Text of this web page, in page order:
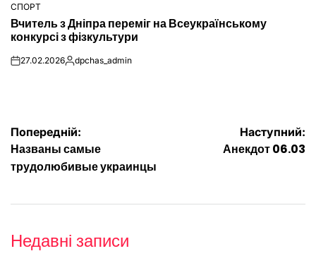
ОПУБЛІКУВАТИ
У
СПОРТ
Вчитель з Дніпра переміг на Всеукраїнському
конкурсі з фізкультури
on27.02.2026Опубліковано
dpchas_admin
Навігація
записів
Попередній:
Названы самые
трудолюбивые украинцы
Наступний:
Анекдот 06.03
Недавні записи